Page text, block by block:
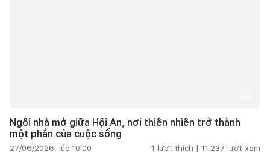
Ngôi nhà mở giữa Hội An, nơi thiên nhiên trở thành
một phần của cuộc sống
27/06/2026, lúc 10:00 1 lượt thích | 11.237 lượt xem